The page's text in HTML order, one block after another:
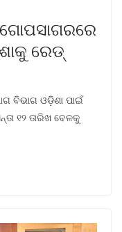
ରେଡ୍
ବିଭାଗ ଓଡ଼ିଶା ପାଇଁ
୧୨ ତାରିଖ ବେଳକୁ